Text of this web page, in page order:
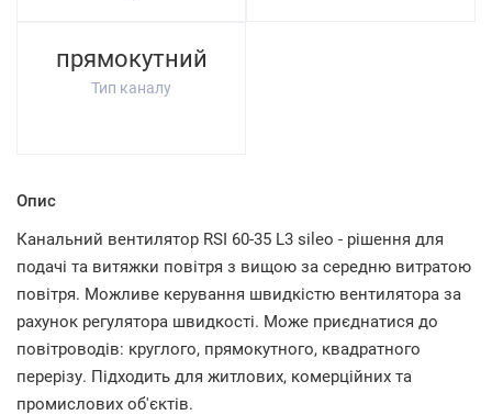
прямокутний
Тип каналу
Опис
Канальний вентилятор RSI 60-35 L3 sileo - рішення для
подачі та витяжки повітря з вищою за середню витратою
повітря. Можливе керування швидкістю вентилятора за
рахунок регулятора швидкості. Може приєднатися до
повітроводів: круглого, прямокутного, квадратного
перерізу. Підходить для житлових, комерційних та
промислових об'єктів.